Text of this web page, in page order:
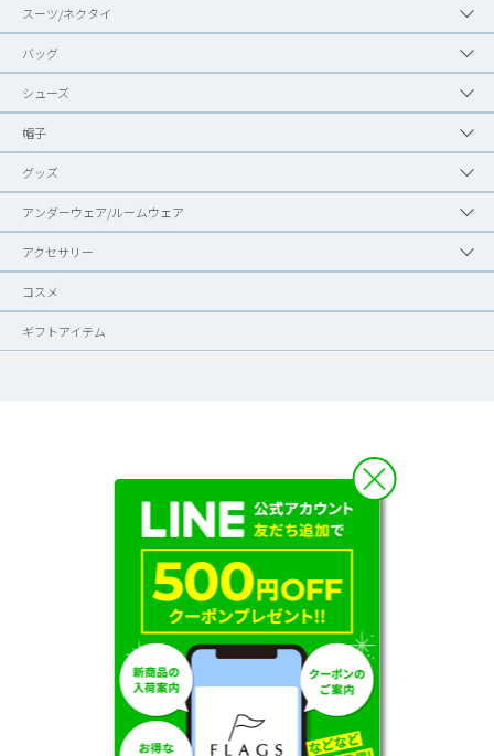
スーツ/ネクタイ
バッグ
シューズ
帽子
グッズ
アンダーウェア/ルームウェア
アクセサリー
コスメ
ギフトアイテム